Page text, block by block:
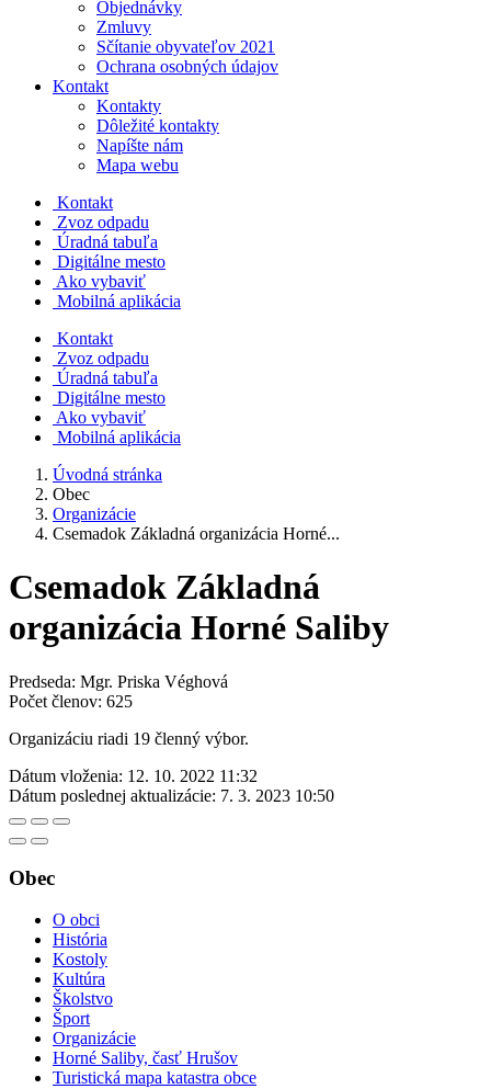
Objednávky
Zmluvy
Sčítanie obyvateľov 2021
Ochrana osobných údajov
Kontakt
Kontakty
Dôležité kontakty
Napíšte nám
Mapa webu
Kontakt
Zvoz odpadu
Úradná tabuľa
Digitálne mesto
Ako vybaviť
Mobilná aplikácia
Kontakt
Zvoz odpadu
Úradná tabuľa
Digitálne mesto
Ako vybaviť
Mobilná aplikácia
Úvodná stránka
Obec
Organizácie
Csemadok Základná organizácia Horné...
Csemadok Základná
organizácia Horné Saliby
Predseda: Mgr. Priska Véghová
Počet členov: 625
Organizáciu riadi 19 členný výbor.
Dátum vloženia: 12. 10. 2022 11:32
Dátum poslednej aktualizácie: 7. 3. 2023 10:50
Obec
O obci
História
Kostoly
Kultúra
Školstvo
Šport
Organizácie
Horné Saliby, časť Hrušov
Turistická mapa katastra obce